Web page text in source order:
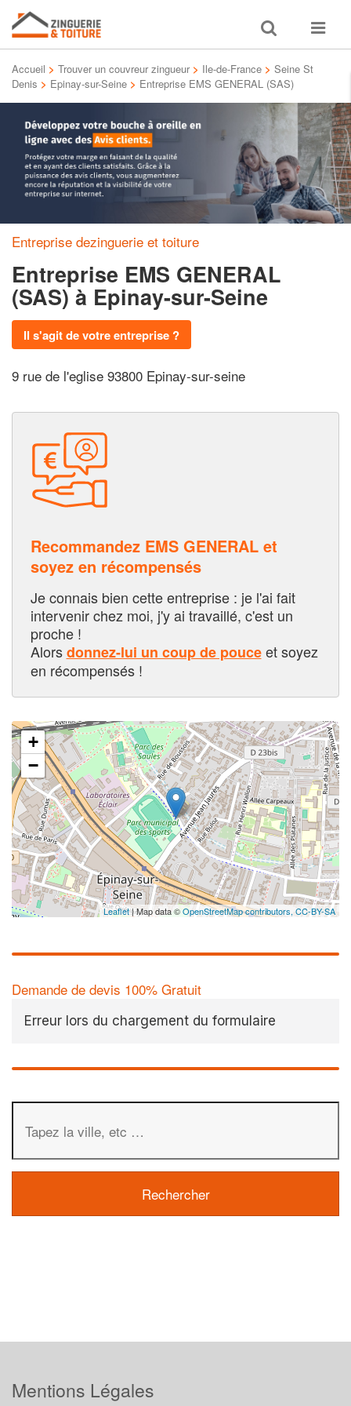
Toggle
search
Toggle
Accueil > Trouver un couvreur zingueur > Ile-de-France > Seine St
Denis > Epinay-sur-Seine > Entreprise EMS GENERAL (SAS)
Entreprise dezinguerie et toiture
Entreprise EMS GENERAL
(SAS)à Epinay-sur-Seine
Il s'agit de votre entreprise ?
9 rue de l'eglise 93800 Epinay-sur-seine
Recommandez EMS GENERAL et
soyez en récompensés
Je connais bien cette entreprise : je l'ai fait
intervenir chez moi, j'y ai travaillé, c'est un
proche !
Alorsdonnez-lui un coup de pouceet soyez
en récompensés !
+
−
Leaflet| Map data ©OpenStreetMap contributors, CC-BY-SA
Demande de devis 100% Gratuit
Erreur lors du chargement du formulaire
Mentions Légales